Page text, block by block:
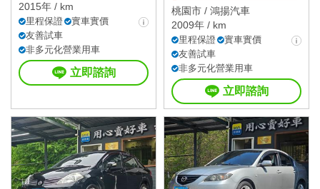
2015年 / km
里程保證
實車實價
友善試車
非多元化營業用車
立即諮詢
桃園市 / 鴻揚汽車
2009年 / km
里程保證
實車實價
友善試車
非多元化營業用車
立即諮詢